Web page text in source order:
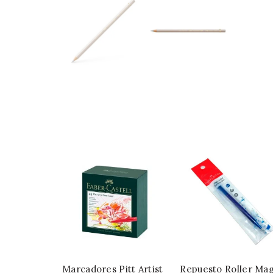
Marcadores Pitt Artist
Repuesto Roller